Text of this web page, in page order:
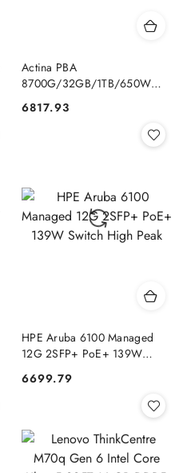
Actina PBA
8700G/32GB/1TB/650W
Cena:
6817.93
HPE Aruba 6100 Managed
12G 2SFP+ PoE+ 139W
Cena:
6699.79